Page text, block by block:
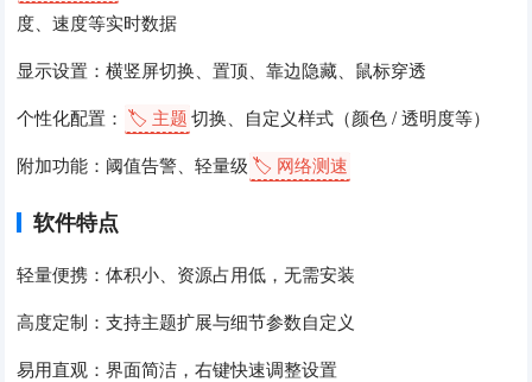
度、速度等实时数据
显示设置：横竖屏切换、置顶、靠边隐藏、鼠标穿透
个性化配置： 🏷️ 主题 切换、自定义样式（颜色 / 透明度等）
附加功能：阈值告警、轻量级 🏷️ 网络测速
软件特点
轻量便携：体积小、资源占用低，无需安装
高度定制：支持主题扩展与细节参数自定义
易用直观：界面简洁，右键快速调整设置